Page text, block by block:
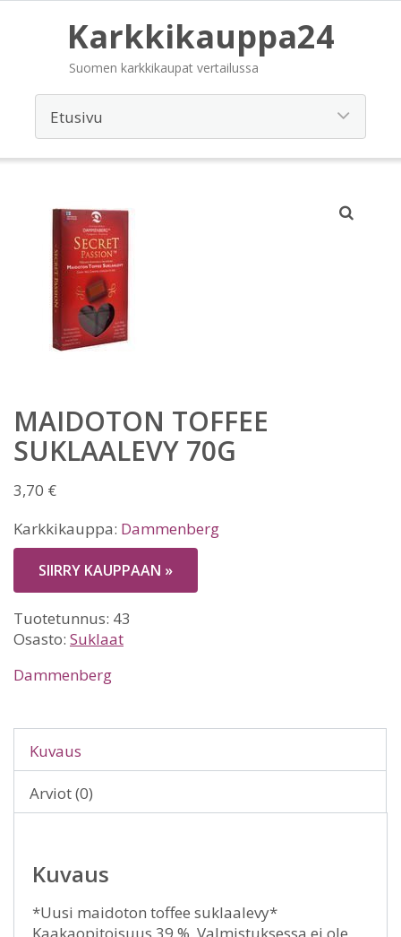
Karkkikauppa24
Suomen karkkikaupat vertailussa
MAIDOTON TOFFEE
SUKLAALEVY 70G
3,70 €
Karkkikauppa: Dammenberg
SIIRRY KAUPPAAN »
Tuotetunnus: 43
Osasto: Suklaat
Dammenberg
Kuvaus
Arviot (0)
Kuvaus
*Uusi maidoton toffee suklaalevy*